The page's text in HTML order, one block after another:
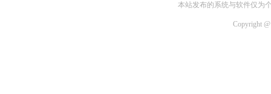
本站发布的系统与软件仅为
Copyright